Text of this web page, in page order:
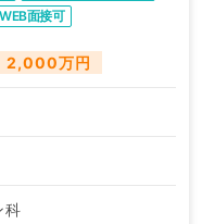
WEB面接可
2,000万円
科